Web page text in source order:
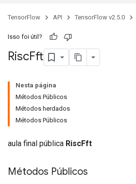
TensorFlow API TensorFlow v2.5.0
Isso foi útil?
RiscFft
Nesta página
Métodos Públicos
Métodos herdados
Métodos Públicos
aula final pública RiscFft
Métodos Públicos